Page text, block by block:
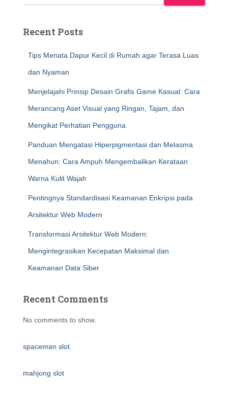
Recent Posts
Tips Menata Dapur Kecil di Rumah agar Terasa Luas
dan Nyaman
Menjelajahi Prinsip Desain Grafis Game Kasual: Cara
Merancang Aset Visual yang Ringan, Tajam, dan
Mengikat Perhatian Pengguna
Panduan Mengatasi Hiperpigmentasi dan Melasma
Menahun: Cara Ampuh Mengembalikan Kerataan
Warna Kulit Wajah
Pentingnya Standardisasi Keamanan Enkripsi pada
Arsitektur Web Modern
Transformasi Arsitektur Web Modern:
Mengintegrasikan Kecepatan Maksimal dan
Keamanan Data Siber
Recent Comments
No comments to show.
spaceman slot
mahjong slot